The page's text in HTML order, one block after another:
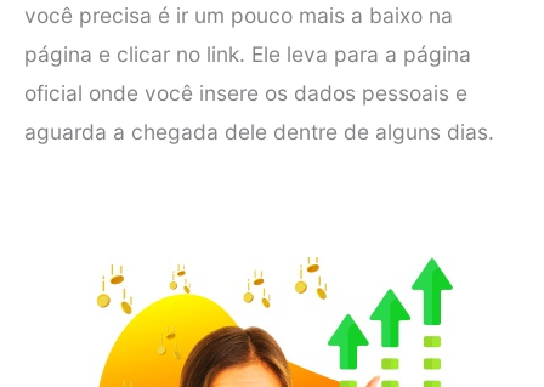
você precisa é ir um pouco mais a baixo na
página e clicar no link. Ele leva para a página
oficial onde você insere os dados pessoais e
aguarda a chegada dele dentre de alguns dias.